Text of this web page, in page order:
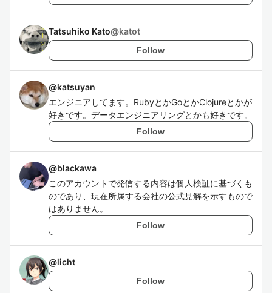
Tatsuhiko Kato@katot
Follow
@katsuyan
エンジニアしてます。RubyとかGoとかClojureとかが
好きです。データエンジニアリングとかも好きです。
Follow
@blackawa
このアカウントで発信する内容は個人検証に基づくも
のであり、現在所属する会社の公式見解を示すもので
はありません。
Follow
@licht
Follow